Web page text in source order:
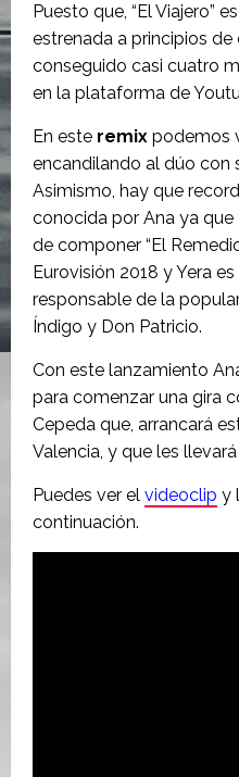
Puesto que, “El Viajero”
estrenada a principios de
conseguido casi cuatro
en la plataforma de
En este remix podemos
encandilando al dúo con
Asimismo, hay que
conocida por Ana ya
de componer “El
Eurovisión 2018 y Yera
responsable de la
Índigo y Don Patricio.
Con este lanzamiento
para comenzar una gira
Cepeda que, arrancará
Valencia, y que les
Puedes ver el videoclip y
continuación.